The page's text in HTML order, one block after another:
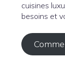
cuisines
besoins et